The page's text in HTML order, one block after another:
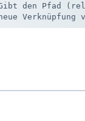
den Pfad